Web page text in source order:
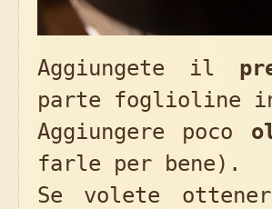
Aggiungete il
parte foglioline
Aggiungere poco
farle per bene).
Se volete